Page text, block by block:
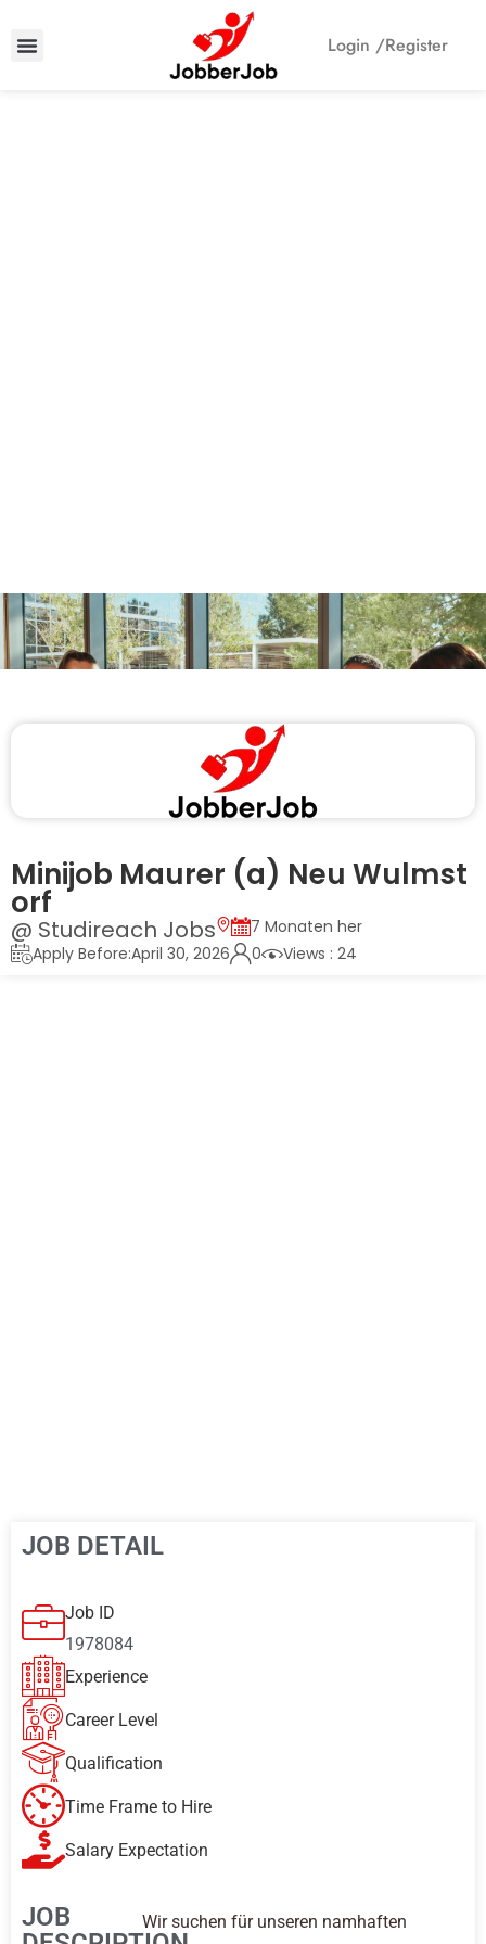
Login /Register
Minijob Maurer (a) Neu Wulmst
orf
@ Studireach Jobs
7 Monaten her
Apply Before:April 30, 2026
0 Views : 24
JOB DETAIL
Job ID
1978084
Experience
Career Level
Qualification
Time Frame to Hire
Salary Expectation
JOB
Wir suchen für unseren namhaften